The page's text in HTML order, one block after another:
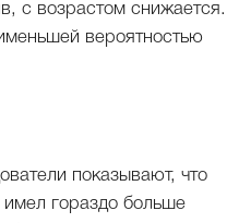
с возрастом снижается.
вероятностью
показывают, что
имел гораздо больше